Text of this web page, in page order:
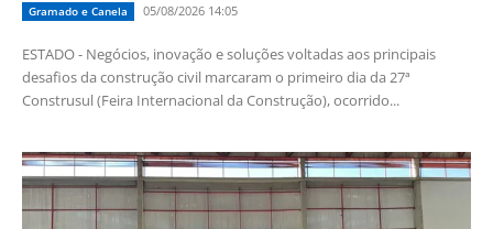
Gramado e Canela 05/08/2026 14:05
ESTADO - Negócios, inovação e soluções voltadas aos principais
desafios da construção civil marcaram o primeiro dia da 27ª
Construsul (Feira Internacional da Construção), ocorrido...